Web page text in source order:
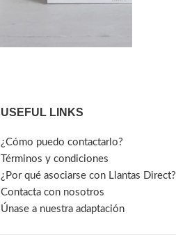
USEFUL LINKS
¿Cómo puedo contactarlo?
Términos y condiciones
¿Por qué asociarse con Llantas Direct?
Contacta con nosotros
Únase a nuestra adaptación